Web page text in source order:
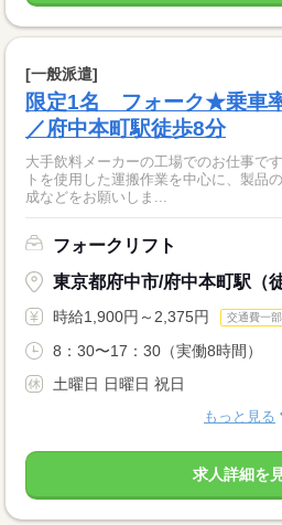
[一般派遣]
限定1名 フォーク★乗車
／府中本町駅徒歩8分
大手飲料メーカーの工場でのお仕事です！ カウンターフォーク
トを使用した運搬作業を中心に、製品
成などをお願いしま...
フォークリフト
東京都府中市/府中本町駅（
時給1,900円～2,375円 交通費一
8：30〜17：30（実働8時間）
土曜日 日曜日 祝日
もっと見る
求人詳細を